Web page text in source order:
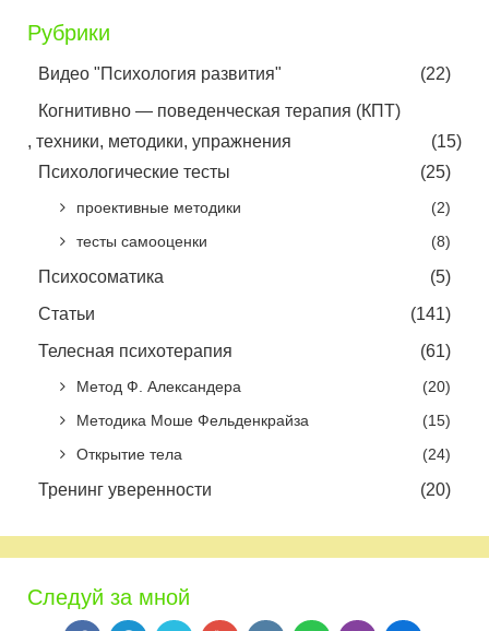
Рубрики
Видео "Психология развития"
(22)
Когнитивно — поведенческая терапия (КПТ)
, техники, методики, упражнения
(15)
Психологические тесты
(25)
проективные методики
(2)
тесты самооценки
(8)
Психосоматика
(5)
Статьи
(141)
Телесная психотерапия
(61)
Метод Ф. Александера
(20)
Методика Моше Фельденкрайза
(15)
Открытие тела
(24)
Тренинг уверенности (20)
Следуй за мной